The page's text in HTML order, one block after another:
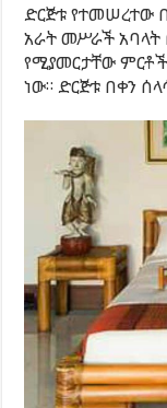
ድርጅቱ የተመሠረተው
አራት መሥራች አባላት
የሚያመርታቸው
ነው። ድርጅቱ በቀን